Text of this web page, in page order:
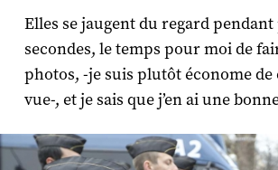
Elles se jaugent du regard
secondes, le temps pour moi de
photos, -je suis plutôt économe de
vue-, et je sais que j’en ai une